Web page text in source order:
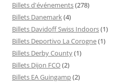
Billets d'événements(278)
Billets Danemark(4)
Billets Davidoff Swiss Indoors(1)
Billets Deportivo La Corogne(1)
Billets Derby County(1)
Billets Dijon FCO(2)
Billets EA Guingamp(2)